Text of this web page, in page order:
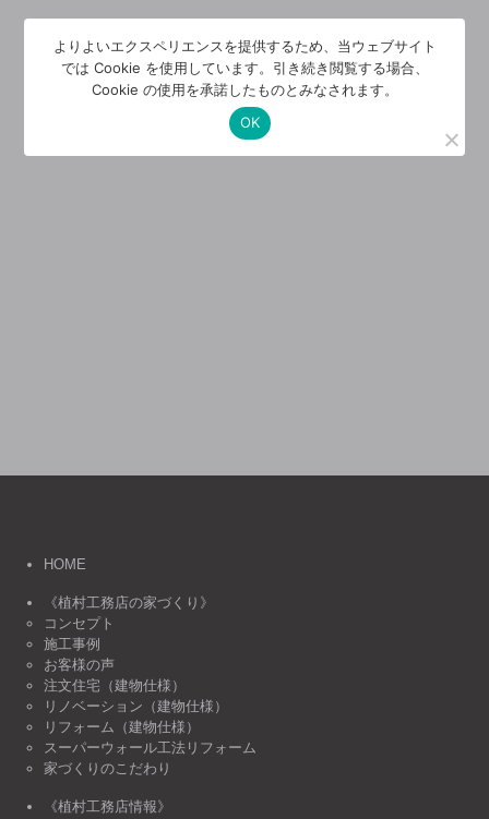
HOME
《植村工務店の家づくり》
コンセプト
施工事例
お客様の声
注文住宅（建物仕様）
リノベーション（建物仕様）
リフォーム（建物仕様）
スーパーウォール工法リフォーム
家づくりのこだわり
《植村工務店情報》
よりよいエクスペリエンスを提供するため、当ウェブサイト
では Cookie を使用しています。引き続き閲覧する場合、
Cookie の使用を承諾したものとみなされます。
OK